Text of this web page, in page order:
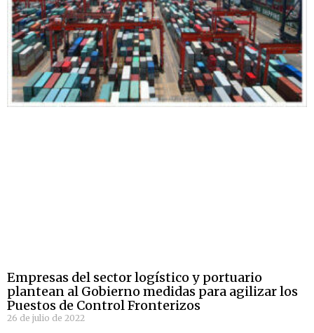
Empresas del sector logístico y portuario
plantean al Gobierno medidas para agilizar los
Puestos de Control Fronterizos
26 de julio de 2022